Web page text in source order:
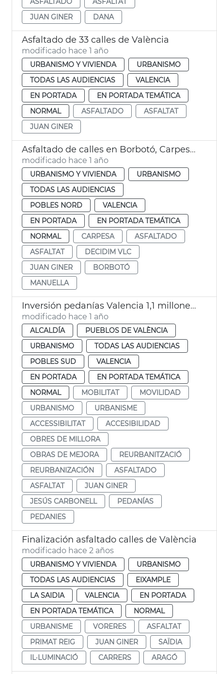
JUAN GINER
DANA
Asfaltado de 33 calles de València
modificado hace 1 año
URBANISMO Y VIVIENDA
URBANISMO
TODAS LAS AUDIENCIAS
VALENCIA
EN PORTADA
EN PORTADA TEMÁTICA
NORMAL
ASFALTADO
ASFALTAT
JUAN GINER
Asfaltado de calles en Borbotó, Carpesa y Mauella
modificado hace 1 año
URBANISMO Y VIVIENDA
URBANISMO
TODAS LAS AUDIENCIAS
POBLES NORD
VALENCIA
EN PORTADA
EN PORTADA TEMÁTICA
NORMAL
CARPESA
ASFALTADO
ASFALTAT
DECIDIM VLC
JUAN GINER
BORBOTÓ
MANUELLA
Inversión pedanías Valencia 1,1 millones de euros en un año
modificado hace 1 año
ALCALDÍA
PUEBLOS DE VALÈNCIA
URBANISMO
TODAS LAS AUDIENCIAS
POBLES SUD
VALENCIA
EN PORTADA
EN PORTADA TEMÁTICA
NORMAL
MOBILITAT
MOVILIDAD
URBANISMO
URBANISME
ACCESSIBILITAT
ACCESIBILIDAD
OBRES DE MILLORA
OBRAS DE MEJORA
REURBANITZACIÓ
REURBANIZACIÓN
ASFALTADO
ASFALTAT
JUAN GINER
JESÚS CARBONELL
PEDANÍAS
PEDANIES
Finalización asfaltado calles de València
modificado hace 2 años
URBANISMO Y VIVIENDA
URBANISMO
TODAS LAS AUDIENCIAS
EIXAMPLE
LA SAIDIA
VALENCIA
EN PORTADA
EN PORTADA TEMÁTICA
NORMAL
URBANISME
VORERES
ASFALTAT
PRIMAT REIG
JUAN GINER
SAÏDIA
IL·LUMINACIÓ
CARRERS ARAGÓ